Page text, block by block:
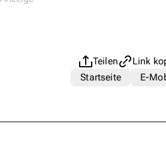
Teilen
Link
Startseite
E-